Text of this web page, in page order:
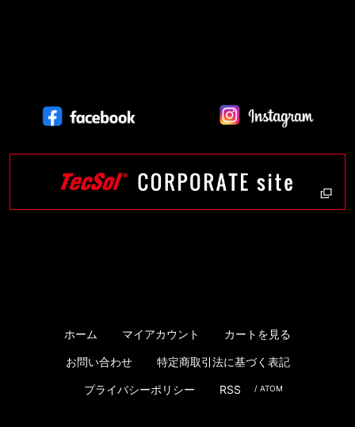
ホーム マイアカウント カートを見る
お問い合わせ 特定商取引法に基づく表記
プライバシーポリシー RSS / ATOM